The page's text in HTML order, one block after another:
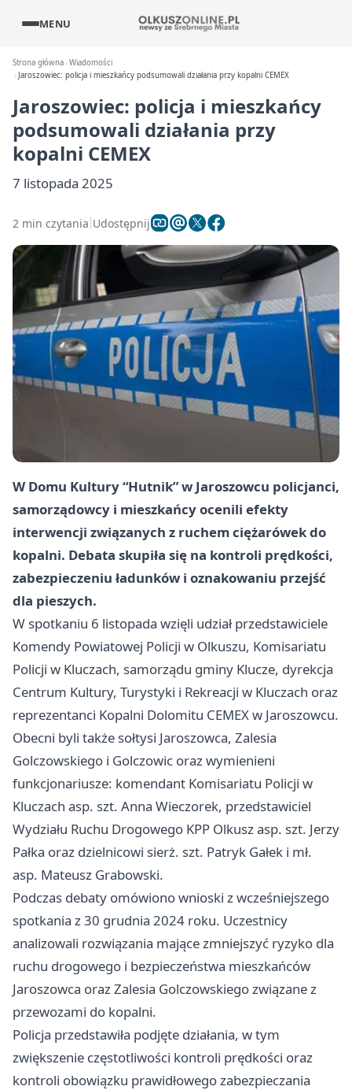
MENU
Strona główna Wiadomości
Jaroszowiec: policja i mieszkańcy podsumowali działania przy kopalni CEMEX
Jaroszowiec: policja i mieszkańcy
podsumowali działania przy
kopalni CEMEX
7 listopada 2025
2 min czytania Udostępnij
W Domu Kultury “Hutnik” w Jaroszowcu policjanci,
samorządowcy i mieszkańcy ocenili efekty
interwencji związanych z ruchem ciężarówek do
kopalni. Debata skupiła się na kontroli prędkości,
zabezpieczeniu ładunków i oznakowaniu przejść
dla pieszych.
W spotkaniu 6 listopada wzięli udział przedstawiciele
Komendy Powiatowej Policji w Olkuszu, Komisariatu
Policji w Kluczach, samorządu gminy Klucze, dyrekcja
Centrum Kultury, Turystyki i Rekreacji w Kluczach oraz
reprezentanci Kopalni Dolomitu CEMEX w Jaroszowcu.
Obecni byli także sołtysi Jaroszowca, Zalesia
Golczowskiego i Golczowic oraz wymienieni
funkcjonariusze: komendant Komisariatu Policji w
Kluczach asp. szt. Anna Wieczorek, przedstawiciel
Wydziału Ruchu Drogowego KPP Olkusz asp. szt. Jerzy
Pałka oraz dzielnicowi sierż. szt. Patryk Gałek i mł.
asp. Mateusz Grabowski.
Podczas debaty omówiono wnioski z wcześniejszego
spotkania z 30 grudnia 2024 roku. Uczestnicy
analizowali rozwiązania mające zmniejszyć ryzyko dla
ruchu drogowego i bezpieczeństwa mieszkańców
Jaroszowca oraz Zalesia Golczowskiego związane z
przewozami do kopalni.
Policja przedstawiła podjęte działania, w tym
zwiększenie częstotliwości kontroli prędkości oraz
kontroli obowiązku prawidłowego zabezpieczania